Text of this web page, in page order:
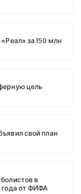
за 150 млн
цель
свой план
в
года от ФИФА